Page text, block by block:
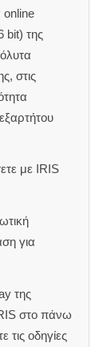
online
bit) της
στις
με IRIS
για
της
στο πάνω
τις οδηγίες